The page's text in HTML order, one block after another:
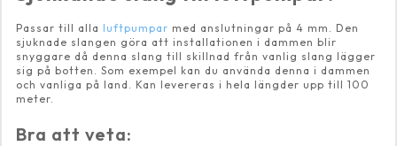
Passar till alla luftpumpar med anslutningar på 4 mm. Den
sjuknade slangen göra att installationen i dammen blir
snyggare då denna slang till skillnad från vanlig slang lägger
sig på botten. Som exempel kan du använda denna i dammen
och vanliga på land. Kan levereras i hela längder upp till 100
meter.
Bra att veta: